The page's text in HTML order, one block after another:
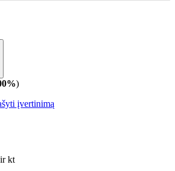
)
įvertinimą
kt